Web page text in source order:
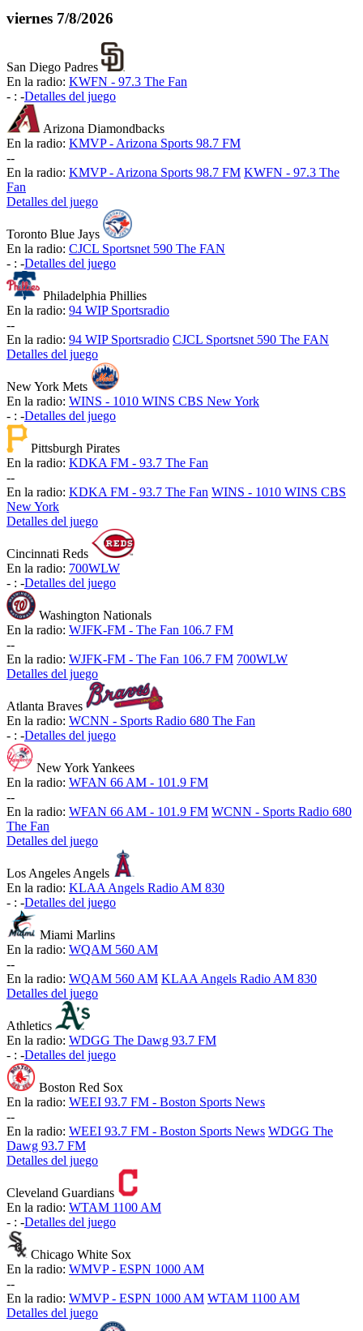
viernes 7/8/2026
San Diego Padres
En la radio: KWFN - 97.3 The Fan
- : -Detalles del juego
Arizona Diamondbacks
En la radio: KMVP - Arizona Sports 98.7 FM
--
En la radio: KMVP - Arizona Sports 98.7 FM KWFN - 97.3 The
Fan
Detalles del juego
Toronto Blue Jays
En la radio: CJCL Sportsnet 590 The FAN
- : -Detalles del juego
Philadelphia Phillies
En la radio: 94 WIP Sportsradio
--
En la radio: 94 WIP Sportsradio CJCL Sportsnet 590 The FAN
Detalles del juego
New York Mets
En la radio: WINS - 1010 WINS CBS New York
- : -Detalles del juego
Pittsburgh Pirates
En la radio: KDKA FM - 93.7 The Fan
--
En la radio: KDKA FM - 93.7 The Fan WINS - 1010 WINS CBS
New York
Detalles del juego
Cincinnati Reds
En la radio: 700WLW
- : -Detalles del juego
Washington Nationals
En la radio: WJFK-FM - The Fan 106.7 FM
--
En la radio: WJFK-FM - The Fan 106.7 FM 700WLW
Detalles del juego
Atlanta Braves
En la radio: WCNN - Sports Radio 680 The Fan
- : -Detalles del juego
New York Yankees
En la radio: WFAN 66 AM - 101.9 FM
--
En la radio: WFAN 66 AM - 101.9 FM WCNN - Sports Radio 680
The Fan
Detalles del juego
Los Angeles Angels
En la radio: KLAA Angels Radio AM 830
- : -Detalles del juego
Miami Marlins
En la radio: WQAM 560 AM
--
En la radio: WQAM 560 AM KLAA Angels Radio AM 830
Detalles del juego
Athletics
En la radio: WDGG The Dawg 93.7 FM
- : -Detalles del juego
Boston Red Sox
En la radio: WEEI 93.7 FM - Boston Sports News
--
En la radio: WEEI 93.7 FM - Boston Sports News WDGG The
Dawg 93.7 FM
Detalles del juego
Cleveland Guardians
En la radio: WTAM 1100 AM
- : -Detalles del juego
Chicago White Sox
En la radio: WMVP - ESPN 1000 AM
--
En la radio: WMVP - ESPN 1000 AM WTAM 1100 AM
Detalles del juego